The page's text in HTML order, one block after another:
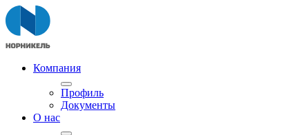
Компания
Профиль
Документы
О нас